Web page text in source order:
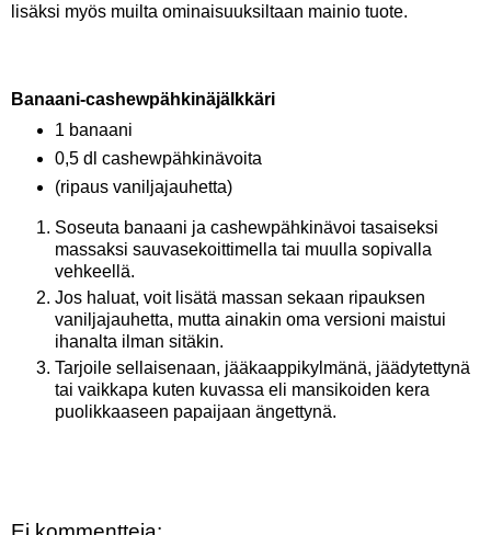
lisäksi myös muilta ominaisuuksiltaan mainio tuote.
Banaani-cashewpähkinäjälkkäri
1 banaani
0,5 dl cashewpähkinävoita
(ripaus vaniljajauhetta)
Soseuta banaani ja cashewpähkinävoi tasaiseksi
massaksi sauvasekoittimella tai muulla sopivalla
vehkeellä.
Jos haluat, voit lisätä massan sekaan ripauksen
vaniljajauhetta, mutta ainakin oma versioni maistui
ihanalta ilman sitäkin.
Tarjoile sellaisenaan, jääkaappikylmänä, jäädytettynä
tai vaikkapa kuten kuvassa eli mansikoiden kera
puolikkaaseen papaijaan ängettynä.